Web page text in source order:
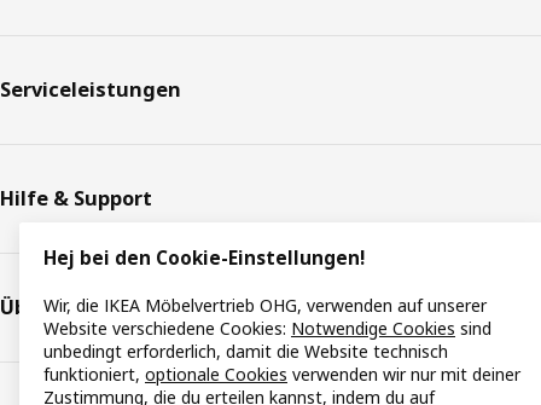
Serviceleistungen
Hilfe & Support
Über IKEA
Hej bei den Cookie-Einstellungen!
Wir, die IKEA Möbelvertrieb OHG, verwenden auf unserer
Website verschiedene Cookies: Notwendige Cookies sind
unbedingt erforderlich, damit die Website technisch
funktioniert, optionale Cookies verwenden wir nur mit deiner
Zustimmung, die du erteilen kannst, indem du auf